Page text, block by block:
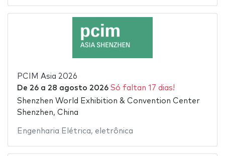
PCIM Asia 2026
De 26a 28 agosto 2026 Só faltan 17 dias!
Shenzhen World Exhibition & Convention Center
Shenzhen, China
Engenharia Elétrica, eletrônica